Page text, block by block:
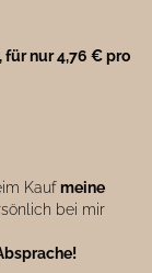
für nur 4,76 € pro
Kaufmeine
bei mir